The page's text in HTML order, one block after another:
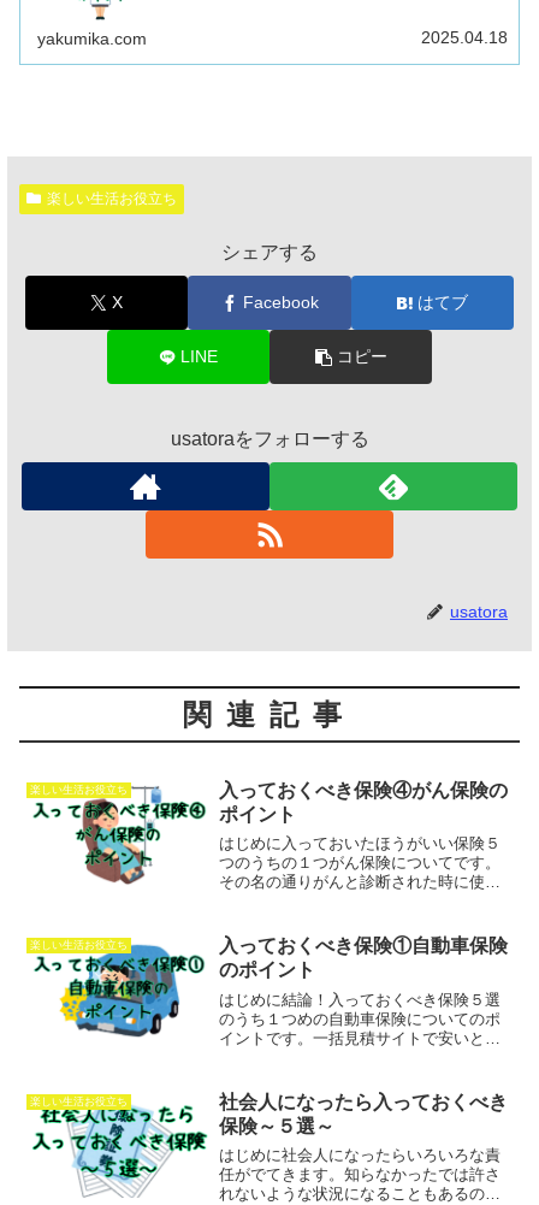
yakumika.com 2025.04.18
楽しい生活お役立ち
シェアする
X Facebook はてブ
LINE コピー
usatoraをフォローする
usatora
関連記事
楽しい生活お役立ち
入っておくべき保険④がん保険の
ポイント
はじめに入っておいたほうがいい保険５
つのうちの１つがん保険についてです。
その名の通りがんと診断された時に使用
可能性は薬50％です。いくつかのタイプ
があるので記載してお...
楽しい生活お役立ち
入っておくべき保険①自動車保険
のポイント
はじめに結論！入っておくべき保険５選
のうち１つめの自動車保険についてのポ
イントです。一括見積サイトで安いとこ
よいオプションについてやおすすめの保
険会社、私の保険会社の切...
楽しい生活お役立ち
社会人になったら入っておくべき
保険～５選～
はじめに社会人になったらいろいろな責
任がでてきます。知らなかったでは許さ
れないような状況になることもあるので